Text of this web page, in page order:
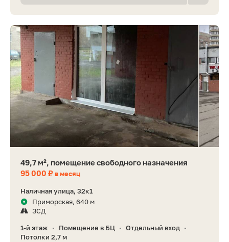
49,7 м², помещение свободного назначения
95 000 ₽в месяц
Наличная улица, 32к1
Приморская, 640 м
ЗСД
1-й этаж • Помещение в БЦ • Отдельный вход •
Потолки 2,7 м